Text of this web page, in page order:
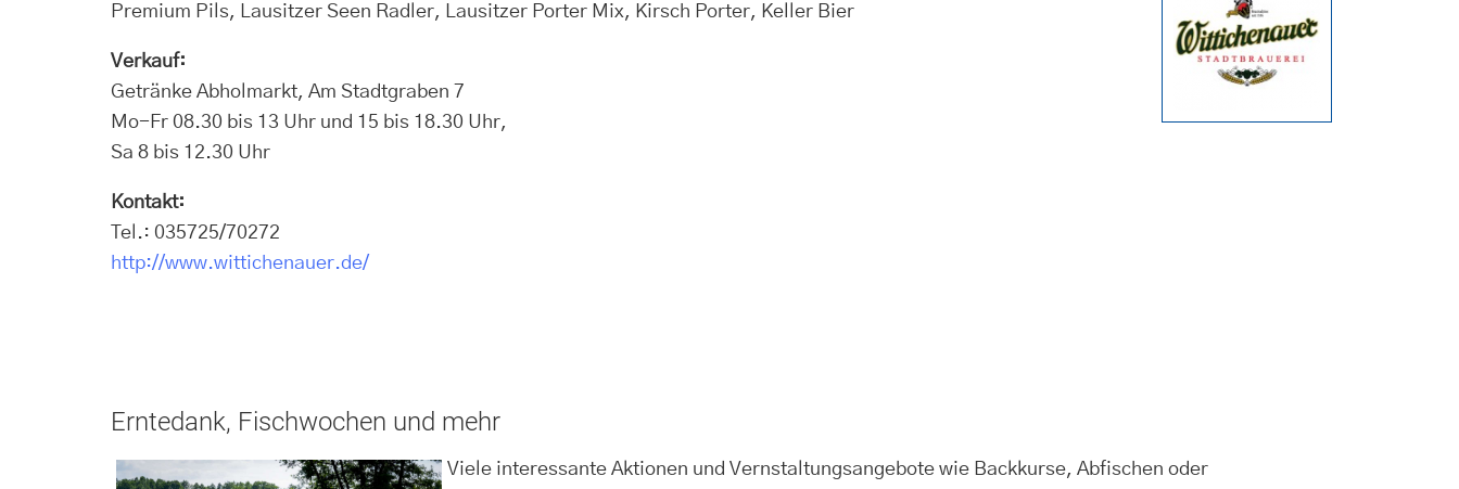
Premium Pils, Lausitzer Seen Radler, Lausitzer Porter Mix, Kirsch Porter, Keller Bier
Verkauf:
Getränke Abholmarkt, Am Stadtgraben 7
Mo-Fr 08.30 bis 13 Uhr und 15 bis 18.30 Uhr,
Sa 8 bis 12.30 Uhr
Kontakt:
Tel.: 035725/70272
http://www.wittichenauer.de/
Erntedank, Fischwochen und mehr
Viele interessante Aktionen und Vernstaltungsangebote wie Backkurse, Abfischen oder